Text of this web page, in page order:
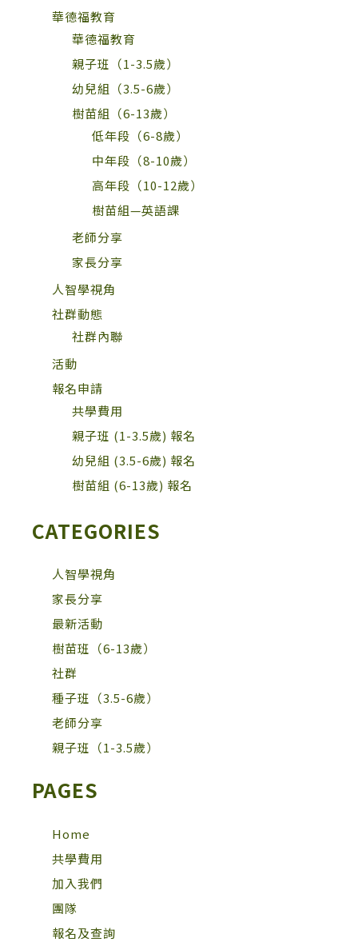
華德福教育
華德福教育
親子班（1-3.5歲）
幼兒組（3.5-6歲）
樹苗組（6-13歲）
低年段（6-8歲）
中年段（8-10歲）
高年段（10-12歲）
樹苗組—英語課
老師分享
家長分享
人智學視角
社群動態
社群內聯
活動
報名申請
共學費用
親子班 (1-3.5歲) 報名
幼兒組 (3.5-6歲) 報名
樹苗組 (6-13歲) 報名
CATEGORIES
人智學視角
家長分享
最新活動
樹苗班（6-13歲）
社群
種子班（3.5-6歲）
老師分享
親子班（1-3.5歲）
PAGES
Home
共學費用
加入我們
團隊
報名及查詢